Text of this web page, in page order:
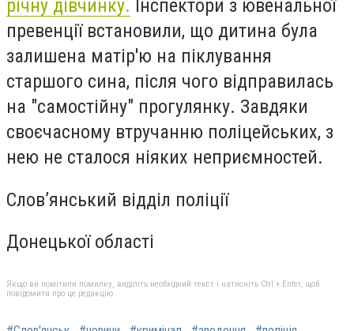
річну дівчинку. Інспектори з ювенальної
превенції встановили, що дитина була
залишена матір'ю на піклування
старшого сина, після чого відправилась
на "самостійну" прогулянку. Завдяки
своєчасному втручанню поліцейських, з
нею не сталося ніяких неприємностей.
Слов’янський відділ поліції
Донецької області
Якщо ви помітили помилку, виділіть необхідний текст і натисніть Ctrl + Enter, щоб
повідомити про це редакцію